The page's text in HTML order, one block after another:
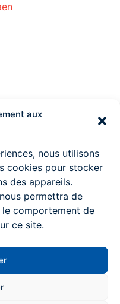
aux
nous utilisons
cookies pour stocker
des appareils.
permettra de
comportement de
ce site.